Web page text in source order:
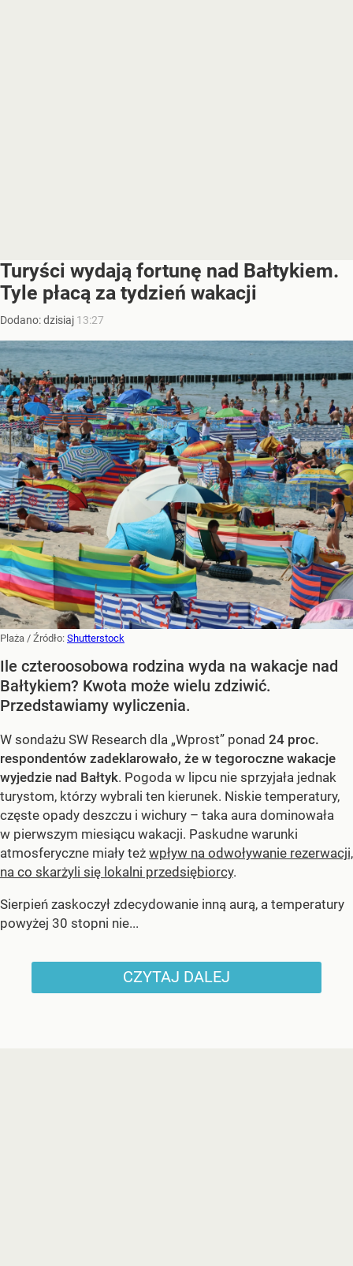
Turyści wydają fortunę nad Bałtykiem.
Tyle płacą za tydzień wakacji
Dodano:dzisiaj 13:27
Plaża / Źródło: Shutterstock
Ile czteroosobowa rodzina wyda na wakacje nad
Bałtykiem? Kwota może wielu zdziwić.
Przedstawiamy wyliczenia.
W sondażu SW Research dla „Wprost” ponad 24 proc.
respondentów zadeklarowało, że w tegoroczne wakacje
wyjedzie nad Bałtyk. Pogoda w lipcu nie sprzyjała jednak
turystom, którzy wybrali ten kierunek. Niskie temperatury,
częste opady deszczu i wichury – taka aura dominowała
w pierwszym miesiącu wakacji. Paskudne warunki
atmosferyczne miały też wpływ na odwoływanie rezerwacji,
na co skarżyli się lokalni przedsiębiorcy.
Sierpień zaskoczył zdecydowanie inną aurą, a temperatury
powyżej 30 stopni nie...
CZYTAJ DALEJ